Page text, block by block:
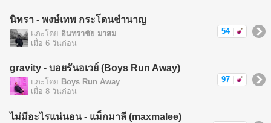
นิทรา - พงษ์เทพ กระโดนชำนาญ
แกะโดย อินทราชัย มาสม
เมื่อ 6 วันก่อน
54
gravity - บอยรันอเวย์ (Boys Run Away)
แกะโดย Boys Run Away
เมื่อ 8 วันก่อน
97
ไม่มีอะไรแน่นอน - แม็กมาลี (maxmalee)